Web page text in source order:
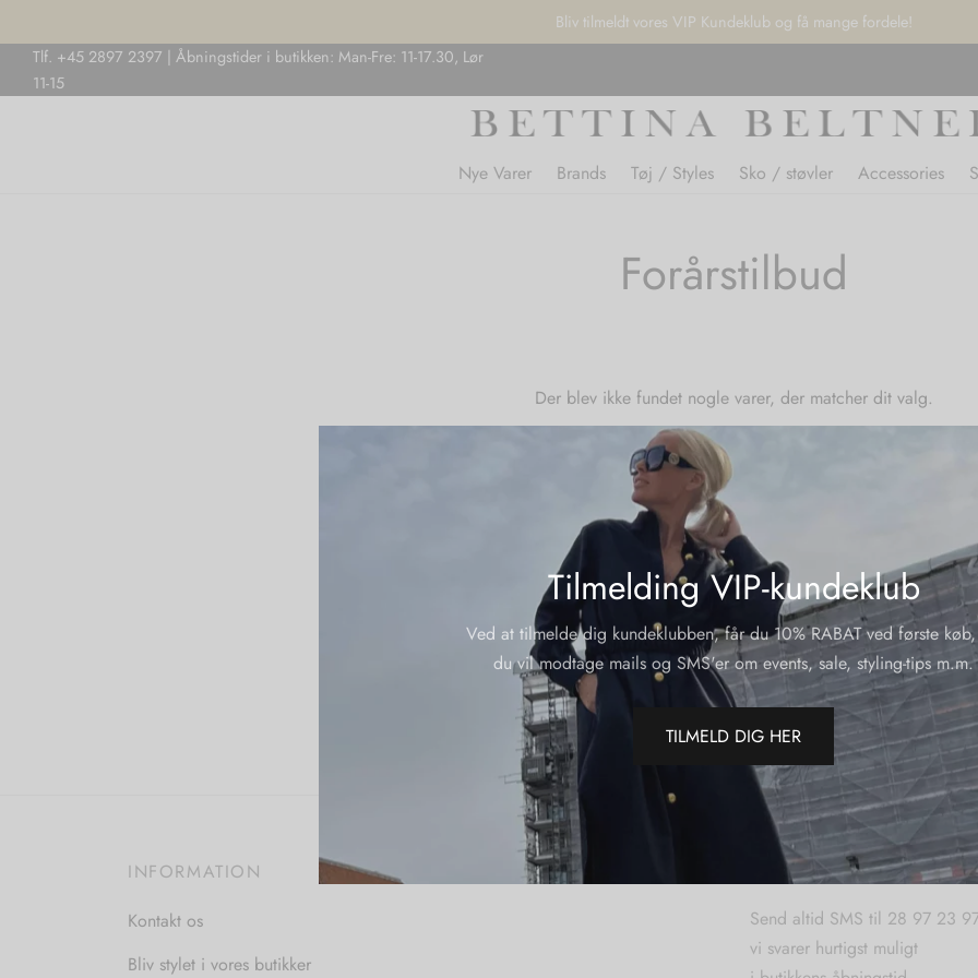
Tilmelding VIP-kundeklub
Ved at tilmelde dig kundeklubben, får du 10% RABAT ved første
du vil modtage mails og SMS'er om events, sale, styling-tips m.m.
TILMELD DIG HER
Bliv tilmeldt vores VIP Kundeklub og få mange fordele!
Tlf. +45 2897 2397 | Åbningstider i butikken: Man-Fre: 11-17.30, Lør
11-15
Nye Varer Brands Tøj / Styles Sko / støvler Accessories
Forårstilbud
Der blev ikke fundet nogle varer, der matcher dit valg.
INFORMATION
Kontakt os
Bliv stylet i vores butikker
SPØRGSMÅL
Send altid SMS til 28 97 23
vi svarer hurtigst muligt